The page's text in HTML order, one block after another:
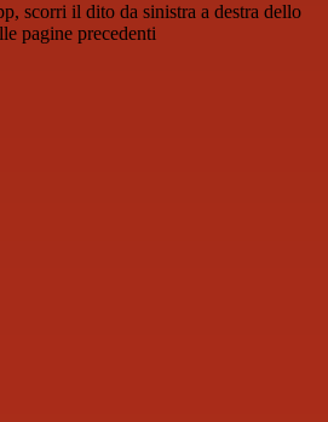
scorri il dito da sinistra a destra dello
pagine precedenti